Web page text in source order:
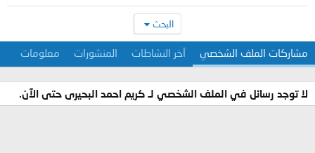
البحث
مشاركات الملف الشخصي آخر النشاطات المنشورات معلومات
لا توجد رسائل في الملف الشخصي لـ كريم احمد البحيرى حتى الآن.